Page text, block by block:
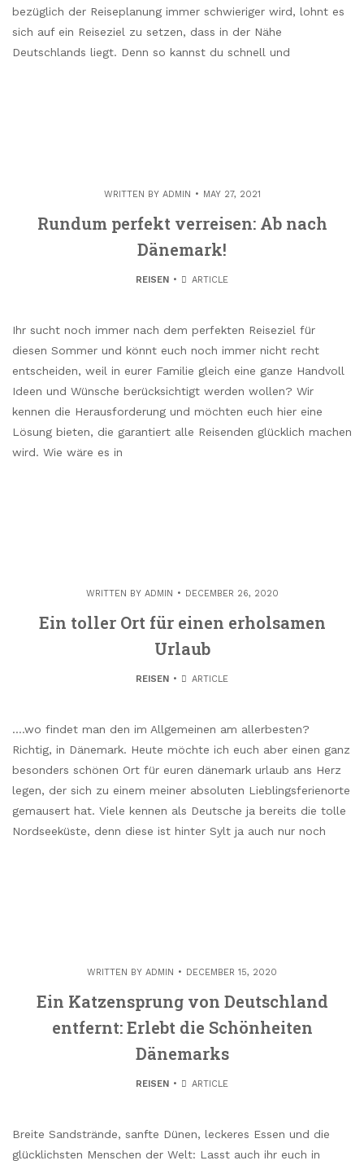
bezüglich der Reiseplanung immer schwieriger wird, lohnt es
sich auf ein Reiseziel zu setzen, dass in der Nähe
Deutschlands liegt. Denn so kannst du schnell und
WRITTEN BY ADMIN MAY 27, 2021
Rundum perfekt verreisen: Ab nach
Dänemark!
REISEN ARTICLE
Ihr sucht noch immer nach dem perfekten Reiseziel für
diesen Sommer und könnt euch noch immer nicht recht
entscheiden, weil in eurer Familie gleich eine ganze Handvoll
Ideen und Wünsche berücksichtigt werden wollen? Wir
kennen die Herausforderung und möchten euch hier eine
Lösung bieten, die garantiert alle Reisenden glücklich machen
wird. Wie wäre es in
WRITTEN BY ADMIN DECEMBER 26, 2020
Ein toller Ort für einen erholsamen
Urlaub
REISEN ARTICLE
….wo findet man den im Allgemeinen am allerbesten?
Richtig, in Dänemark. Heute möchte ich euch aber einen ganz
besonders schönen Ort für euren dänemark urlaub ans Herz
legen, der sich zu einem meiner absoluten Lieblingsferienorte
gemausert hat. Viele kennen als Deutsche ja bereits die tolle
Nordseeküste, denn diese ist hinter Sylt ja auch nur noch
WRITTEN BY ADMIN DECEMBER 15, 2020
Ein Katzensprung von Deutschland
entfernt: Erlebt die Schönheiten
Dänemarks
REISEN ARTICLE
Breite Sandstrände, sanfte Dünen, leckeres Essen und die
glücklichsten Menschen der Welt: Lasst auch ihr euch in